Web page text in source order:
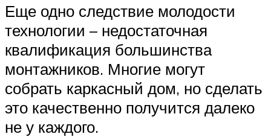
Еще одно следствие молодости
технологии – недостаточная
квалификация большинства
монтажников. Многие могут
собрать каркасный дом, но сделать
это качественно получится далеко
не у каждого.